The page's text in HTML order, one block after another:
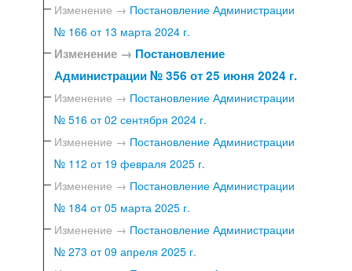
Изменение → Постановление Администрации
№ 166 от 13 марта 2024 г.
Изменение → Постановление
Администрации № 356 от 25 июня 2024 г.
Изменение → Постановление Администрации
№ 516 от 02 сентября 2024 г.
Изменение → Постановление Администрации
№ 112 от 19 февраля 2025 г.
Изменение → Постановление Администрации
№ 184 от 05 марта 2025 г.
Изменение → Постановление Администрации
№ 273 от 09 апреля 2025 г.